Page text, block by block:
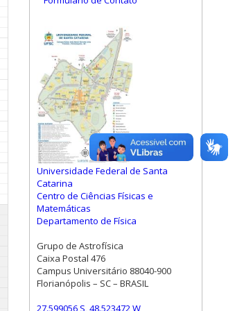
Universidade Federal de Santa
Catarina
Centro de Ciências Físicas e
Matemáticas
Departamento de Física
Grupo de Astrofísica
Caixa Postal 476
Campus Universitário 88040-900
Florianópolis – SC – BRASIL
27.599056 S, 48.523472 W